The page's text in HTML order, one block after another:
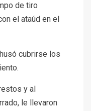
de tiro
el ataúd en el
cubrirse los
y al
le llevaron